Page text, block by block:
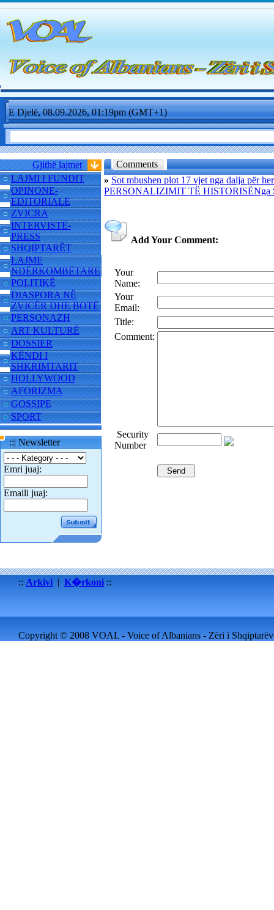
E Djelë, 08.09.2026, 01:19pm (GMT+1)
Gjithë lajmet
LAJMI I FUNDIT
OPINONE-
EDITORIALE
ZVICRA
INTERVISTË-
PRESS
SHQIPTARËT
LAJME
NDËRKOMBËTARE
POLITIKË
DIASPORA NË
ZVICËR DHE BOTË
PERSONAZH
ART KULTURË
DOSSIER
KËNDI I
SHKRIMTARIT
HOLLYWOOD
AFORIZMA
GOSSIPE
SPORT
::| Newsletter
Emri juaj:
Emaili juaj:
Comments
» Sot mbushen plot 17 vjet nga dalja për
PERSONALIZIMIT TË HISTORISËNga
Add Your Comment:
Your
Name:
Your
Email:
Title:
Comment:
Security
Number
:: Arkivi | K�rkoni ::
Copyright © 2008 VOAL - Voice of Albanians - Zëri i